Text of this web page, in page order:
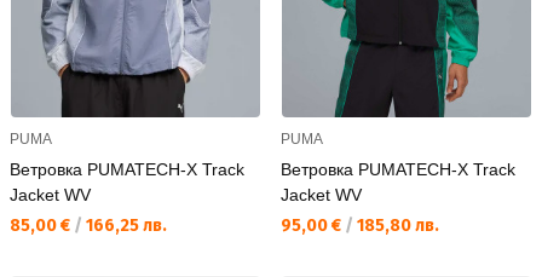
PUMA
Ветровка PUMATECH-X Track
Jacket WV
Текуща цена:
85,00 € / 166,25 лв.
PUMA
Ветровка PUMATECH-X Track
Jacket WV
Текуща цена:
95,00 € / 185,80 лв.